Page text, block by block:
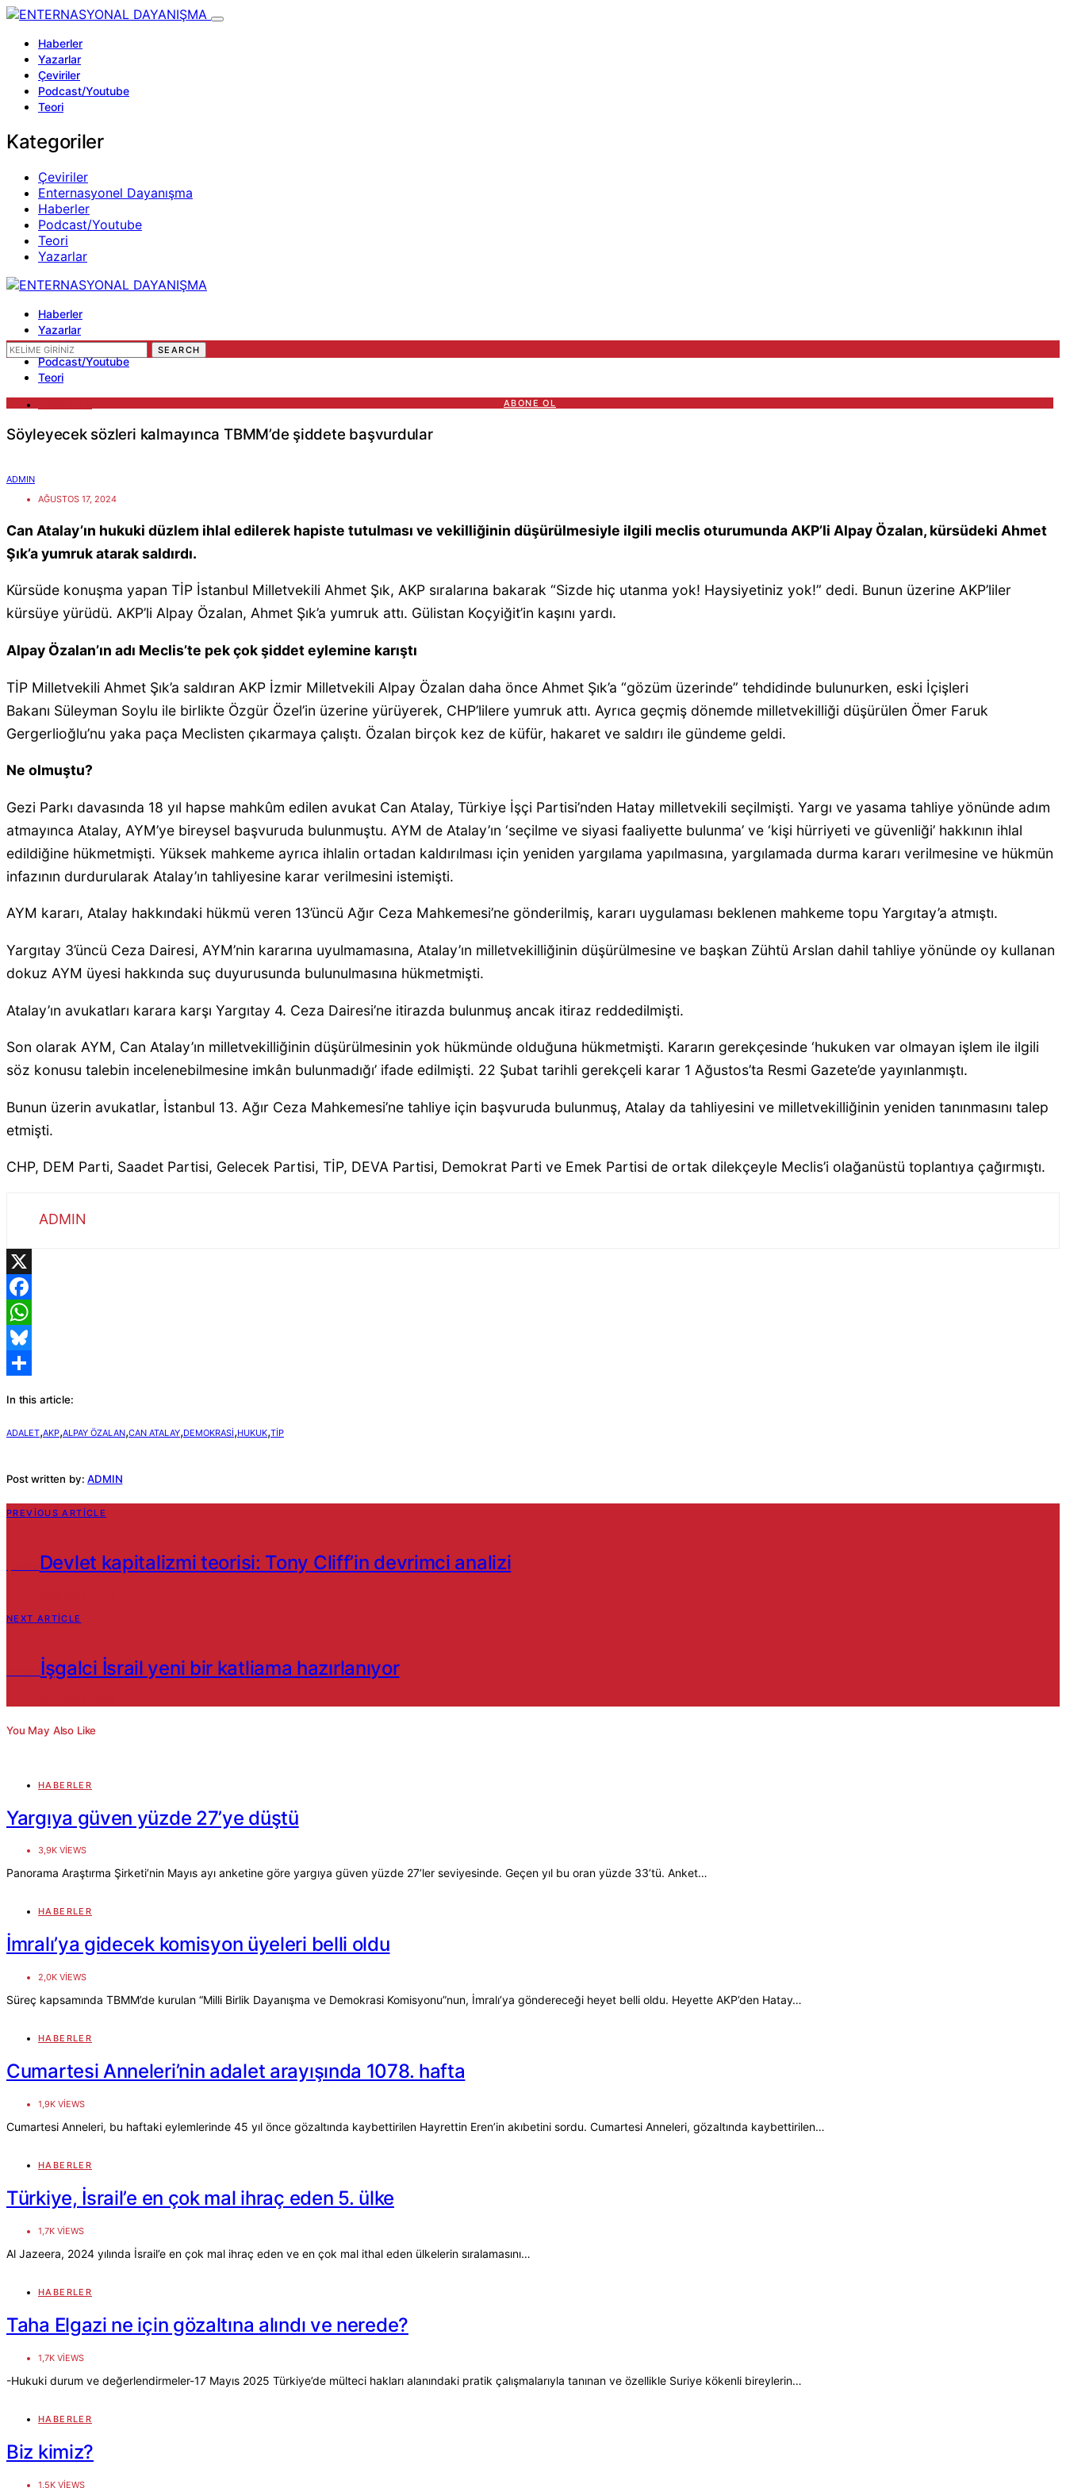
Haberler
Yazarlar
Çeviriler
Podcast/Youtube
Teori
Kategoriler
Çeviriler
Enternasyonel Dayanışma
Haberler
Podcast/Youtube
Teori
Yazarlar
Haberler
Yazarlar
Çeviriler
Podcast/Youtube
Teori
ABONE OL
SEARCH FOR: SEARCH
Söyleyecek sözleri kalmayınca TBMM’de şiddete başvurdular
ADMIN
AĞUSTOS 17, 2024
Can Atalay’ın hukuki düzlem ihlal edilerek hapiste tutulması ve vekilliğinin düşürülmesiyle ilgili meclis oturumunda AKP’li Alpay Özalan, kürsüdeki Ahmet
Şık’a yumruk atarak saldırdı.
Kürsüde konuşma yapan TİP İstanbul Milletvekili Ahmet Şık, AKP sıralarına bakarak “Sizde hiç utanma yok! Haysiyetiniz yok!” dedi. Bunun üzerine AKP’liler
kürsüye yürüdü. AKP’li Alpay Özalan, Ahmet Şık’a yumruk attı. Gülistan Koçyiğit’in kaşını yardı.
Alpay Özalan’ın adı Meclis’te pek çok şiddet eylemine karıştı
TİP Milletvekili Ahmet Şık’a saldıran AKP İzmir Milletvekili Alpay Özalan daha önce Ahmet Şık’a “gözüm üzerinde” tehdidinde bulunurken, eski İçişleri
Bakanı Süleyman Soylu ile birlikte Özgür Özel’in üzerine yürüyerek, CHP’lilere yumruk attı. Ayrıca geçmiş dönemde milletvekilliği düşürülen Ömer Faruk
Gergerlioğlu’nu yaka paça Meclisten çıkarmaya çalıştı. Özalan birçok kez de küfür, hakaret ve saldırı ile gündeme geldi.
Ne olmuştu?
Gezi Parkı davasında 18 yıl hapse mahkûm edilen avukat Can Atalay, Türkiye İşçi Partisi’nden Hatay milletvekili seçilmişti. Yargı ve yasama tahliye yönünde adım
atmayınca Atalay, AYM’ye bireysel başvuruda bulunmuştu. AYM de Atalay’ın ‘seçilme ve siyasi faaliyette bulunma’ ve ‘kişi hürriyeti ve güvenliği’ hakkının ihlal
edildiğine hükmetmişti. Yüksek mahkeme ayrıca ihlalin ortadan kaldırılması için yeniden yargılama yapılmasına, yargılamada durma kararı verilmesine ve hükmün
infazının durdurularak Atalay’ın tahliyesine karar verilmesini istemişti.
AYM kararı, Atalay hakkındaki hükmü veren 13’üncü Ağır Ceza Mahkemesi’ne gönderilmiş, kararı uygulaması beklenen mahkeme topu Yargıtay’a atmıştı.
Yargıtay 3’üncü Ceza Dairesi, AYM’nin kararına uyulmamasına, Atalay’ın milletvekilliğinin düşürülmesine ve başkan Zühtü Arslan dahil tahliye yönünde oy kullanan
dokuz AYM üyesi hakkında suç duyurusunda bulunulmasına hükmetmişti.
Atalay’ın avukatları karara karşı Yargıtay 4. Ceza Dairesi’ne itirazda bulunmuş ancak itiraz reddedilmişti.
Son olarak AYM, Can Atalay’ın milletvekilliğinin düşürülmesinin yok hükmünde olduğuna hükmetmişti. Kararın gerekçesinde ‘hukuken var olmayan işlem ile ilgili
söz konusu talebin incelenebilmesine imkân bulunmadığı’ ifade edilmişti. 22 Şubat tarihli gerekçeli karar 1 Ağustos’ta Resmi Gazete’de yayınlanmıştı.
Bunun üzerin avukatlar, İstanbul 13. Ağır Ceza Mahkemesi’ne tahliye için başvuruda bulunmuş, Atalay da tahliyesini ve milletvekilliğinin yeniden tanınmasını talep
etmişti.
CHP, DEM Parti, Saadet Partisi, Gelecek Partisi, TİP, DEVA Partisi, Demokrat Parti ve Emek Partisi de ortak dilekçeyle Meclis’i olağanüstü toplantıya çağırmıştı.
ADMIN
X
Facebook
WhatsApp
Bluesky
In this article:
ADALET,AKP,ALPAY ÖZALAN,CAN ATALAY,DEMOKRASI,HUKUK,TIP
Post written by: ADMIN
PREVIOUS ARTICLE
Devlet kapitalizmi teorisi: Tony Cliff’in devrimci analizi
NEXT ARTICLE
İşgalci İsrail yeni bir katliama hazırlanıyor
You May Also Like
HABERLER
Yargıya güven yüzde 27’ye düştü
3,9K VIEWS
Panorama Araştırma Şirketi’nin Mayıs ayı anketine göre yargıya güven yüzde 27’ler seviyesinde. Geçen yıl bu oran yüzde 33’tü. Anket…
HABERLER
İmralı’ya gidecek komisyon üyeleri belli oldu
2,0K VIEWS
Süreç kapsamında TBMM’de kurulan “Milli Birlik Dayanışma ve Demokrasi Komisyonu”nun, İmralı’ya göndereceği heyet belli oldu. Heyette AKP’den Hatay…
HABERLER
Cumartesi Anneleri’nin adalet arayışında 1078. hafta
1,9K VIEWS
Cumartesi Anneleri, bu haftaki eylemlerinde 45 yıl önce gözaltında kaybettirilen Hayrettin Eren’in akıbetini sordu. Cumartesi Anneleri, gözaltında kaybettirilen…
HABERLER
Türkiye, İsrail’e en çok mal ihraç eden 5. ülke
1,7K VIEWS
Al Jazeera, 2024 yılında İsrail’e en çok mal ihraç eden ve en çok mal ithal eden ülkelerin sıralamasını…
HABERLER
Taha Elgazi ne için gözaltına alındı ve nerede?
1,7K VIEWS
-Hukuki durum ve değerlendirmeler-17 Mayıs 2025 Türkiye’de mülteci hakları alanındaki pratik çalışmalarıyla tanınan ve özellikle Suriye kökenli bireylerin…
HABERLER
Biz kimiz?
1,5K VIEWS